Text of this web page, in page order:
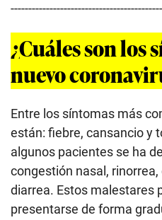
¿Cuáles son los
nuevo
Entre los síntomas más
están: fiebre, cansancio y
algunos pacientes se ha
congestión nasal,
diarrea. Estos malestares
presentarse de forma